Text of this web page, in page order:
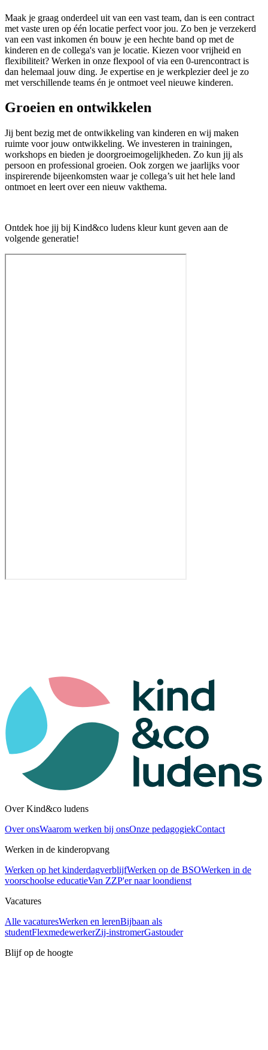
Maak je graag onderdeel uit van een vast team, dan is een contract
met vaste uren op één locatie perfect voor jou. Zo ben je verzekerd
van een vast inkomen én bouw je een hechte band op met de
kinderen en de collega's van je locatie. Kiezen voor vrijheid en
flexibiliteit? Werken in onze flexpool of via een 0-urencontract is
dan helemaal jouw ding. Je expertise en je werkplezier deel je zo
met verschillende teams én je ontmoet veel nieuwe kinderen.
Groeien en ontwikkelen
Jij bent bezig met de ontwikkeling van kinderen en wij maken
ruimte voor jouw ontwikkeling. We investeren in trainingen,
workshops en bieden je doorgroeimogelijkheden. Zo kun jij als
persoon en professional groeien. Ook zorgen we jaarlijks voor
inspirerende bijeenkomsten waar je collega’s uit het hele land
ontmoet en leert over een nieuw vakthema.
Ontdek hoe jij bij Kind&co ludens kleur kunt geven aan de
volgende generatie!
Over Kind&co ludens
Over onsWaarom werken bij onsOnze pedagogiekContact
Werken in de kinderopvang
Werken op het kinderdagverblijfWerken op de BSOWerken in de
voorschoolse educatieVan ZZP'er naar loondienst
Vacatures
Alle vacaturesWerken en lerenBijbaan als
studentFlexmedewerkerZij-instromerGastouder
Blijf op de hoogte